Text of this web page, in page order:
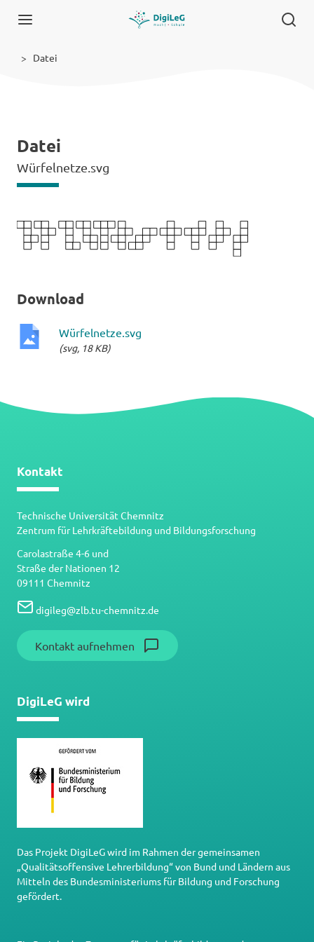
Datei
Datei
Würfelnetze.svg
Download
Würfelnetze.svg
(svg, 18 KB)
Kontakt
Technische Universität Chemnitz
Zentrum für Lehrkräftebildung und Bildungsforschung
Carolastraße 4-6 und
Straße der Nationen 12
09111 Chemnitz
digileg@zlb.tu-chemnitz.de
Kontakt aufnehmen
DigiLeG wird
Das Projekt DigiLeG wird im Rahmen der gemeinsamen
„Qualitätsoffensive Lehrerbildung“ von Bund und Ländern aus
Mitteln des Bundesministeriums für Bildung und Forschung
gefördert.